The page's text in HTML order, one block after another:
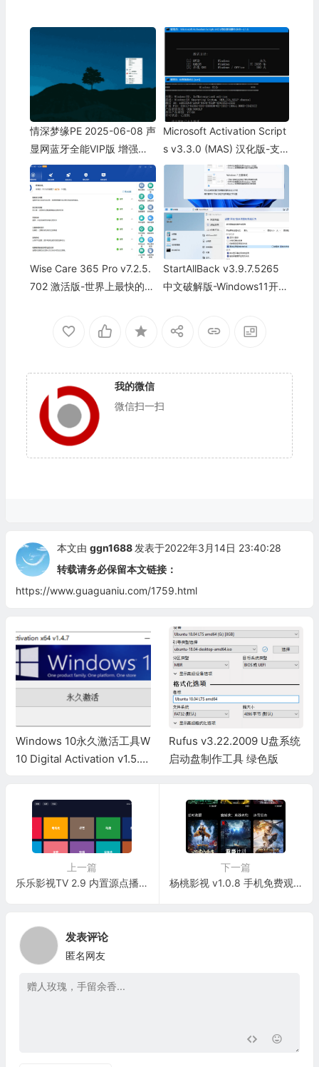
情深梦缘PE 2025-06-08 声
显网蓝牙全能VIP版 增强启
动制作工具
Microsoft Activation Script
s v3.3.0 (MAS) 汉化版-支
持激活所有Windows系统及
Office套件
Wise Care 365 Pro v7.2.5.
702 激活版-世界上最快的系
StartAllBack v3.9.7.5265
中文破解版-Windows11开始
我的微信
微信扫一扫
本文由 ggn1688 发表于2022年3月14日 23:40:28
转载请务必保留本文链接：
https://www.guaguaniu.com/1759.html
Windows 10永久激活工具W
10 Digital Activation v1.5.5.
Rufus v3.22.2009 U盘系统
启动盘制作工具 绿色版
上一篇
乐乐影视TV 2.9 内置源点播+直播双播软件（含密码）
下一篇
杨桃影视 v1.0.8 手机免费观影神器-汇聚全网影视资源
发表评论
匿名网友